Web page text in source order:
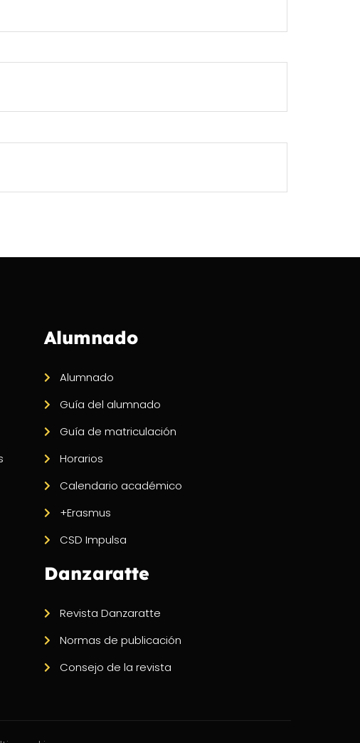
Alumnado
Alumnado
Guía del alumnado
Guía de matriculación
Horarios
Calendario académico
+Erasmus
CSD Impulsa
Danzaratte
Revista Danzaratte
Normas de publicación
Consejo de la revista